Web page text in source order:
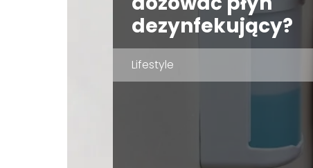
dezynfekujący?
Lifestyle